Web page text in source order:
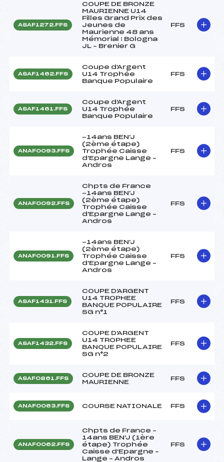
ASAF1272.FFS
COUPE DE BRONZE
MAURIENNE U14
Filles Grand Prix des
Jeunes de
Maurienne 48 ans
Mémorial : Bologna
JL – Brenier G
FFS
ASAF1462.FFS
Coupe d'Argent
U14 Trophée
Banque Populaire
FFS
ASAF1461.FFS
Coupe d'Argent
U14 Trophée
Banque Populaire
FFS
ANAF0093.FFS
-14ans BEN'J
(2ème étape)
Trophée Caisse
d'Epargne Lange –
Andros
FFS
ANAF0092.FFS
Chpts de France
-14ans BEN'J
(2ème étape)
Trophée Caisse
d'Epargne Lange –
Andros
FFS
ANAF0091.FFS
-14ans BEN'J
(2ème étape)
Trophée Caisse
d'Epargne Lange –
Andros
FFS
ASAF1431.FFS
COUPE D'ARGENT
U14 TROPHEE
BANQUE POPULAIRE
SG n°1
FFS
ASAF1432.FFS
COUPE D'ARGENT
U14 TROPHEE
BANQUE POPULAIRE
SG n°2
FFS
ASAF0861.FFS
COUPE DE BRONZE
MAURIENNE
FFS
ANAF0063.FFS COURSE NATIONALE FFS
ANAF0062.FFS
Chpts de France –
14ans BEN'J (1ère
étape) Trophée
Caisse d'Epargne –
Lange – Andros
FFS